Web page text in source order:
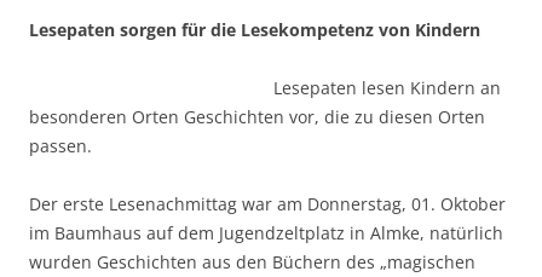
Lesepaten sorgen für die Lesekompetenz von Kindern
Lesepaten lesen Kindern an
besonderen Orten Geschichten vor, die zu diesen Orten
passen.
Der erste Lesenachmittag war am Donnerstag, 01. Oktober
im Baumhaus auf dem Jugendzeltplatz in Almke, natürlich
wurden Geschichten aus den Büchern des „magischen